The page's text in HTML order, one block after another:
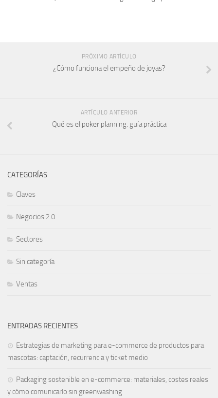
PRÓXIMO ARTÍCULO
¿Cómo funciona el empeño de joyas​?
ARTÍCULO ANTERIOR
Qué es el poker planning: guía práctica
CATEGORÍAS
Claves
Negocios 2.0
Sectores
Sin categoría
Ventas
ENTRADAS RECIENTES
Estrategias de marketing para e-commerce de productos para
mascotas: captación, recurrencia y ticket medio
Packaging sostenible en e-commerce: materiales, costes reales
y cómo comunicarlo sin greenwashing